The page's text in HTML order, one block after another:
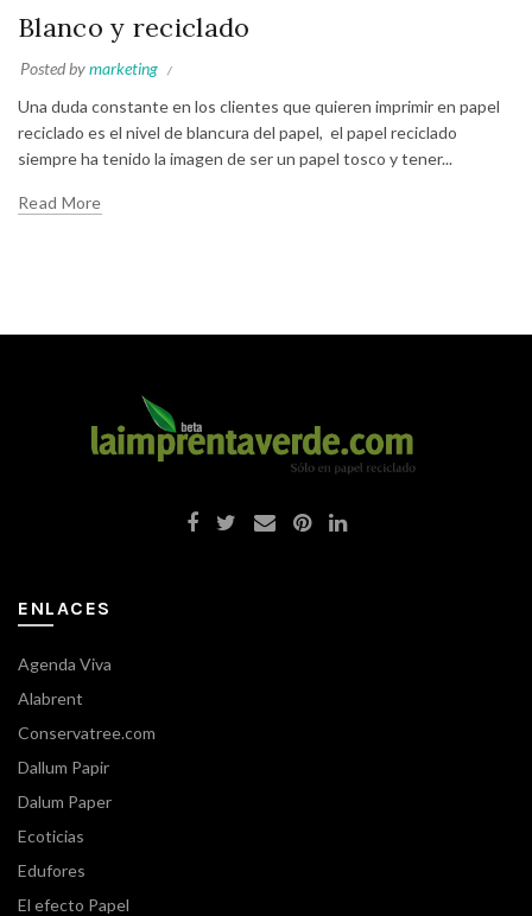
Blanco y reciclado
Posted bymarketing
Una duda constante en los clientes que quieren imprimir en papel
reciclado es el nivel de blancura del papel, el papel reciclado
siempre ha tenido la imagen de ser un papel tosco y tener...
Read More
ENLACES
Agenda Viva
Alabrent
Conservatree.com
Dallum Papir
Dalum Paper
Ecoticias
Edufores
El efecto Papel